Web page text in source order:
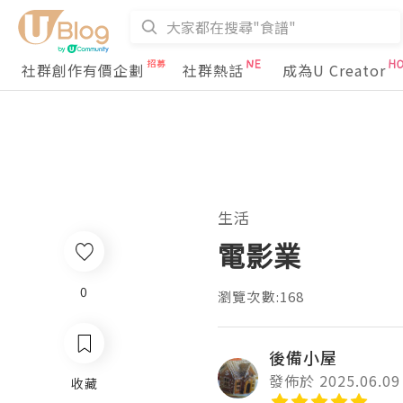
社群創作有價企劃 社群熱話 成為U Creator
生活
電影業
瀏覽次數:168
後備小屋
發佈於 2025.06.09
0
收藏